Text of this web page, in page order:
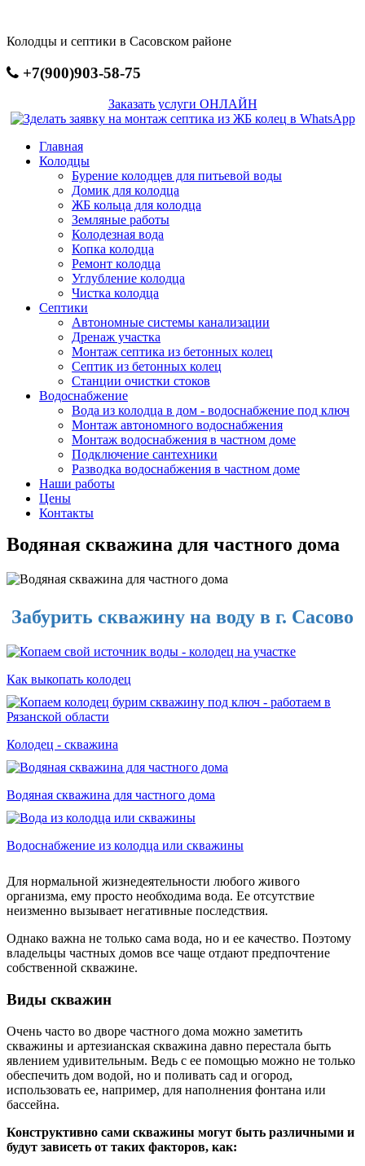
основному
Колодцы и септики в Сасовском районе
+7(900)903-58-75
Заказать услуги ОНЛАЙН
Главная
Колодцы
Бурение колодцев для питьевой воды
Домик для колодца
ЖБ кольца для колодца
Земляные работы
Колодезная вода
Копка колодца
Ремонт колодца
Углубление колодца
Чистка колодца
Септики
Автономные системы канализации
Дренаж участка
Монтаж септика из бетонных колец
Септик из бетонных колец
Станции очистки стоков
Водоснабжение
Вода из колодца в дом - водоснабжение под ключ
Монтаж автономного водоснабжения
Монтаж водоснабжения в частном доме
Подключение сантехники
Разводка водоснабжения в частном доме
Наши работы
Цены
Контакты
Водяная скважина для частного дома
Забурить скважину на воду в г. Сасово
Как выкопать колодец
Колодец - скважина
Водяная скважина для частного дома
Водоснабжение из колодца или скважины
Для нормальной жизнедеятельности любого живого
организма, ему просто необходима вода. Ее отсутствие
неизменно вызывает негативные последствия.
Однако важна не только сама вода, но и ее качество. Поэтому
владельцы частных домов все чаще отдают предпочтение
собственной скважине.
Виды скважин
Очень часто во дворе частного дома можно заметить
скважины и артезианская скважина давно перестала быть
явлением удивительным. Ведь с ее помощью можно не только
обеспечить дом водой, но и поливать сад и огород,
использовать ее, например, для наполнения фонтана или
бассейна.
Конструктивно сами скважины могут быть различными и
будут зависеть от таких факторов, как: